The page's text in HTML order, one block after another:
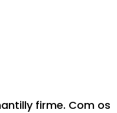
firme. Com os